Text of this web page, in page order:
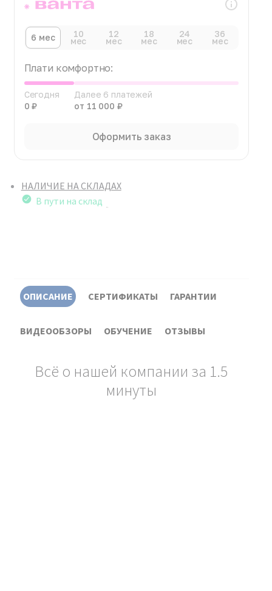
6 мес 10
мес
12
мес
18
мес
24
мес
36
мес
Плати комфортно:
Сегодня
0 ₽
Далее 6 платежей
от 11 000 ₽
Оформить заказ
НАЛИЧИЕ НА СКЛАДАХ
В пути на склад
ОПИСАНИЕ СЕРТИФИКАТЫ ГАРАНТИИ
ВИДЕООБЗОРЫ ОБУЧЕНИЕ ОТЗЫВЫ
Всё о нашей компании за 1.5
минуты